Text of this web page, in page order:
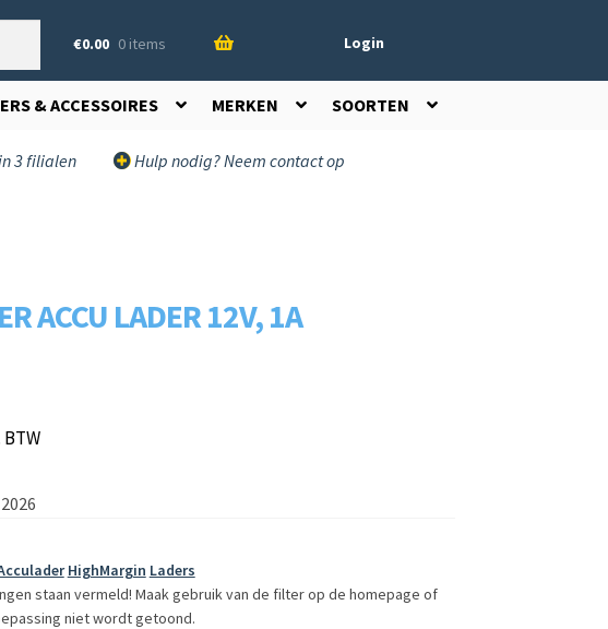
€0.00 0 items
& ACCESSOIRES MERKEN SOORTEN
3 filialen Hulp nodig? Neem contact op
ACCU LADER 12V, 1A
HighMargin Laders
staan vermeld! Maak gebruik van de filter op de homepage of
niet wordt getoond.
Login